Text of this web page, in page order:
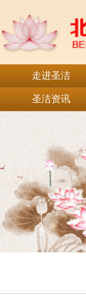
走进圣洁
圣洁资讯